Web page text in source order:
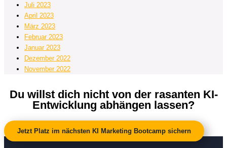
Juli 2023
April 2023
März 2023
Februar 2023
Januar 2023
Dezember 2022
November 2022
Du willst dich nicht von der rasanten KI-
Entwicklung abhängen lassen?
Jetzt Platz im nächsten KI Marketing Bootcamp sichern